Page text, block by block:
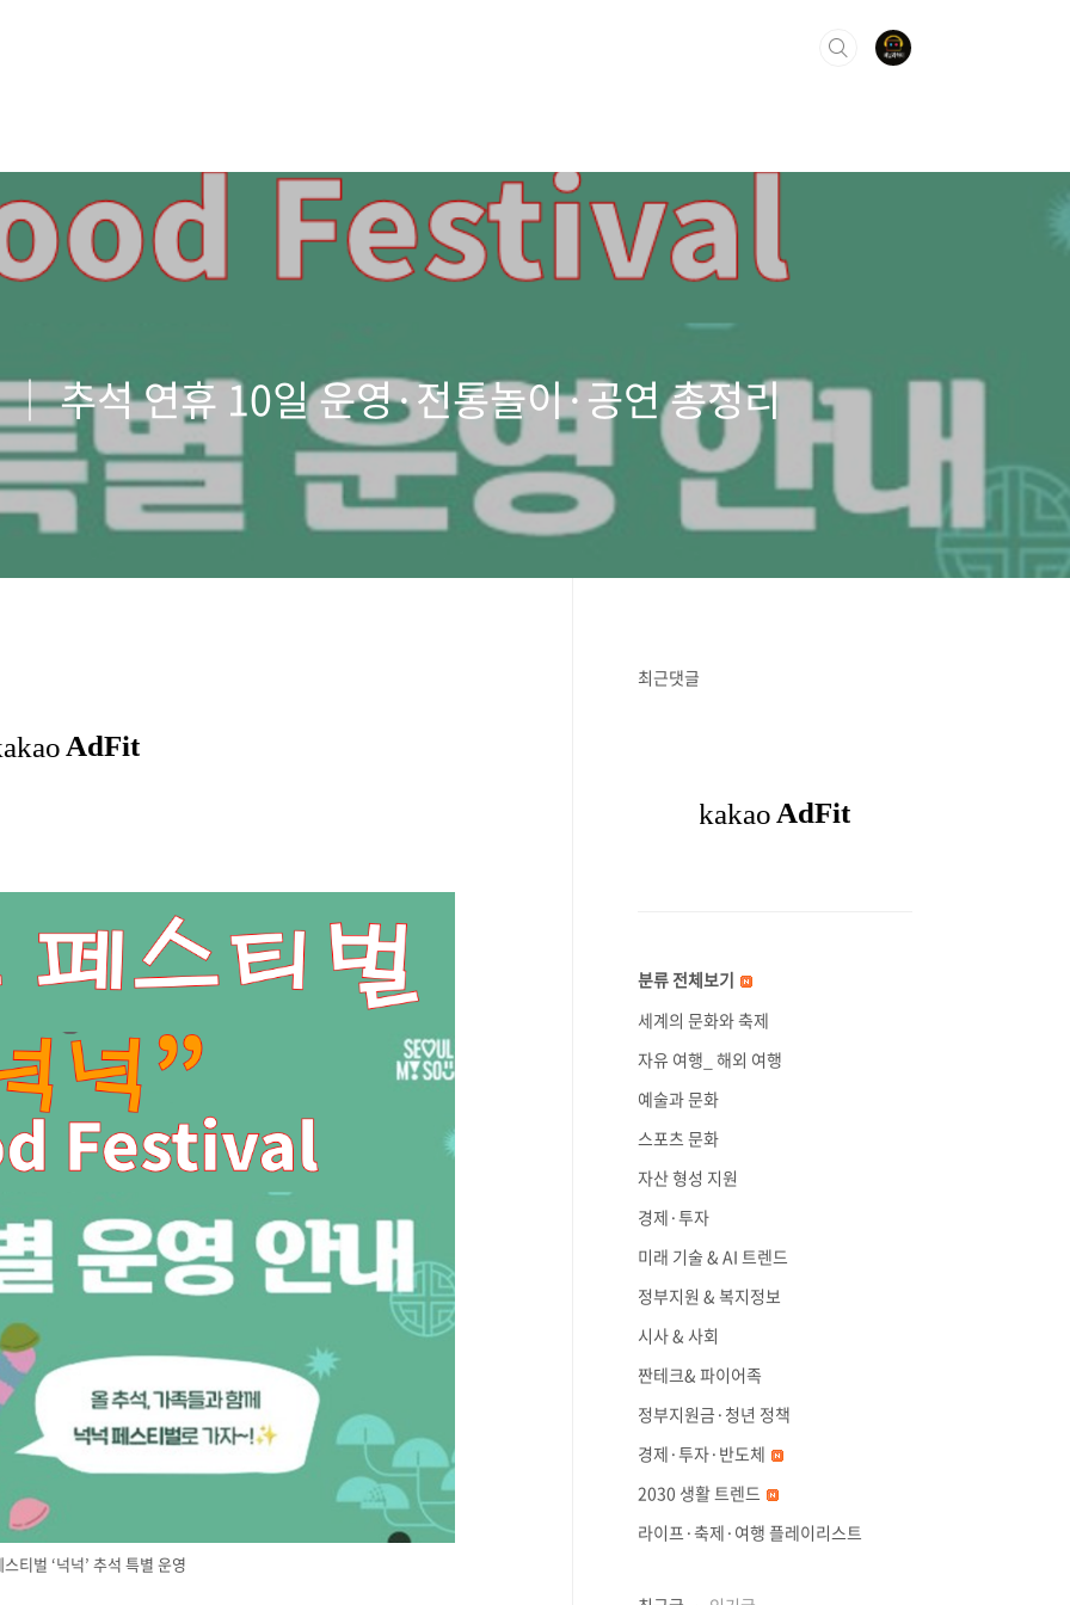
│ 추석 연휴 10일 운영·전통놀이·공연 총정리
티벌 ‘넉넉’ 추석 특별 운영
최근댓글
분류 전체보기
세계의 문화와 축제
자유 여행_ 해외 여행
예술과 문화
스포츠 문화
자산 형성 지원
경제·투자
미래 기술 & AI 트렌드
정부지원 & 복지정보
시사 & 사회
짠테크& 파이어족
정부지원금·청년 정책
경제·투자·반도체
2030 생활 트렌드
라이프·축제·여행 플레이리스트